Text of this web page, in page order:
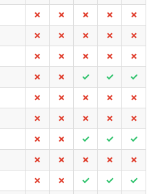
✗ ✗ ✗ ✗
✗
✗ ✗ ✗ ✗
✗
✗ ✗ ✗ ✗
✗
✗ ✗ ✓ ✓
✓
✗ ✗ ✗ ✗
✗
✗ ✗ ✗ ✗
✗
✗ ✗ ✓ ✓
✓
✗ ✗ ✗ ✗
✗
✗ ✗ ✓ ✓
✓